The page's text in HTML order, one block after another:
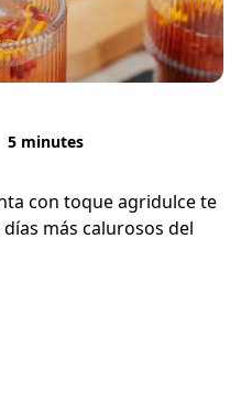
5 minutes
con toque agridulce te
más calurosos del